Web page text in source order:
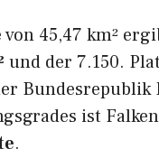
45,47 km²
und der 7.150.
ist
.